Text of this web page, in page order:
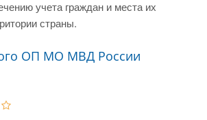
учета граждан и места их
страны.
ОП МО МВД России